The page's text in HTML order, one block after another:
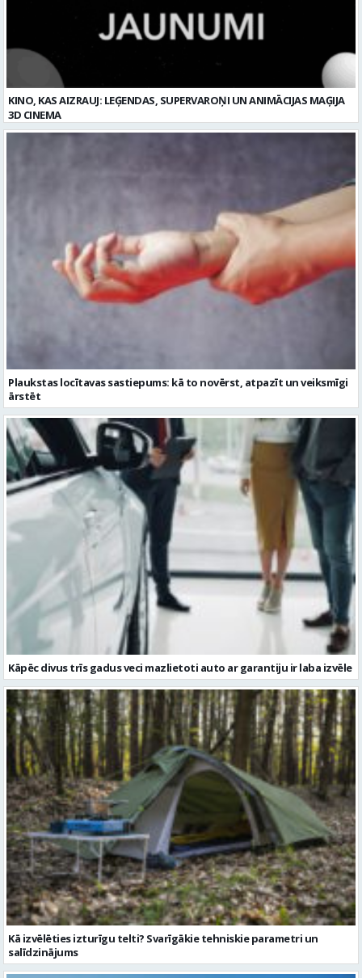
Plaukstas locītavas sastiepums: kā to novērst, atpazīt un veiksmīgi
Kāpēc divus trīs gadus veci mazlietoti auto ar garantiju ir laba izvēle
Kā izvēlēties izturīgu telti? Svarīgākie tehniskie parametri un
salīdzinājums